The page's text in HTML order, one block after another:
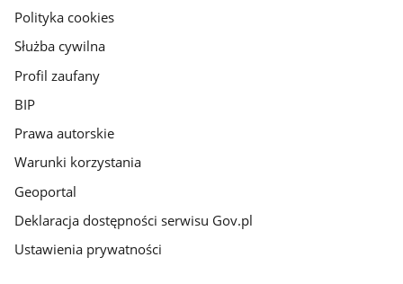
gov.pl
Polityka cookies
Służba cywilna
Profil zaufany
BIP
Prawa autorskie
Warunki korzystania
Geoportal
Deklaracja dostępności serwisu Gov.pl
Ustawienia prywatności